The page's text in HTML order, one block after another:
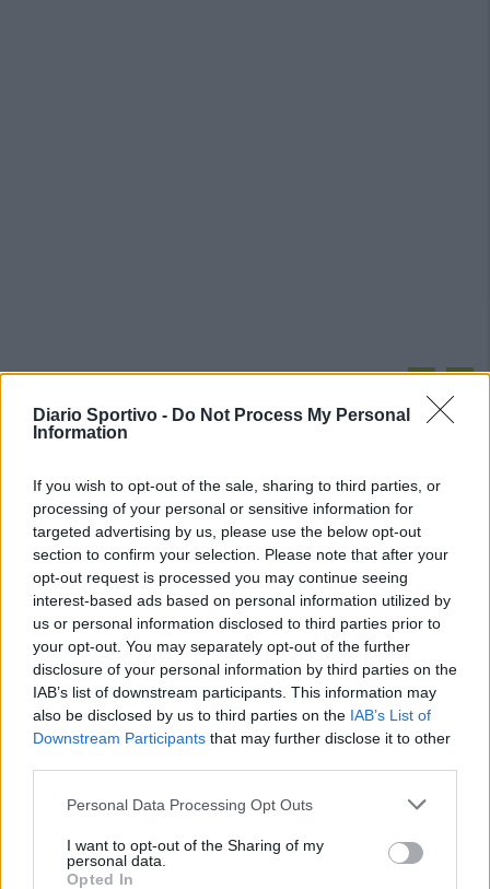
Diario Sportivo - Do Not Process My Personal
Information
If you wish to opt-out of the sale, sharing to third parties, or
processing of your personal or sensitive information for
targeted advertising by us, please use the below opt-out
section to confirm your selection. Please note that after your
opt-out request is processed you may continue seeing
interest-based ads based on personal information utilized by
us or personal information disclosed to third parties prior to
your opt-out. You may separately opt-out of the further
disclosure of your personal information by third parties on the
IAB’s list of downstream participants. This information may
also be disclosed by us to third parties on the IAB’s List of
Downstream Participants that may further disclose it to other
Personal Data Processing Opt Outs
I want to opt-out of the Sharing of my
personal data.
Opted In
5 Ago 2026
Anche il Fasano out e le ammissioni salgono
a sei, l'Ilva è la prima società tra le non
ripescate
5 Ago 2026
Le 5 sarde ancora nel girone G con 8 squadre
laziali, 4 campane e la novità dei molisani del
Venafro
6 Ago 2026
Coppa Italia: gli accoppiamenti dei 16esimi di
Macomer
Coppa Italia: gli accoppiamenti degli ottavi